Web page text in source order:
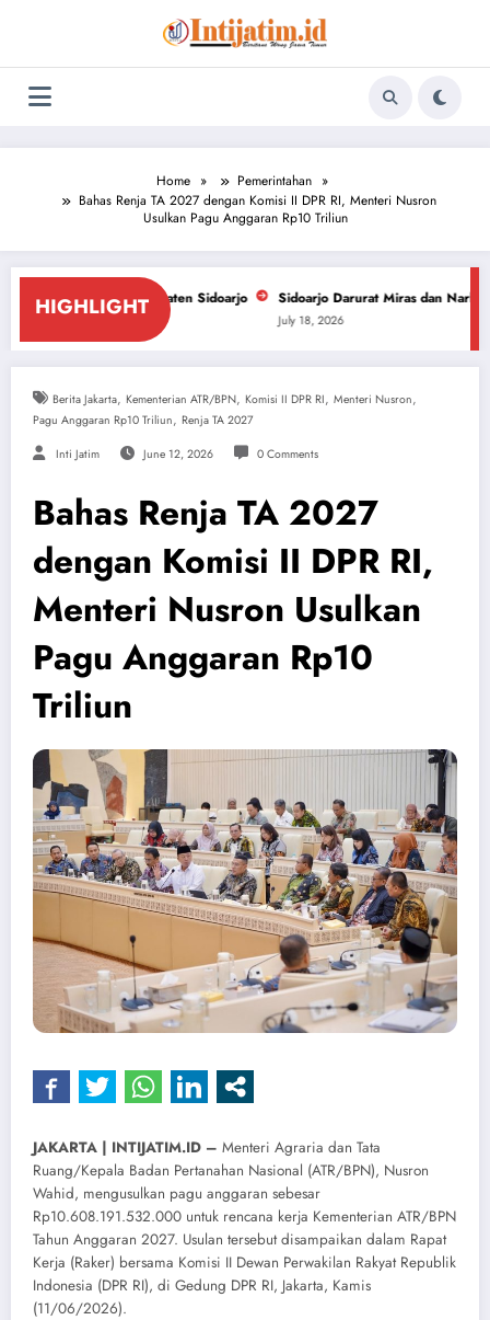
Home
Pemerintahan
Bahas Renja TA 2027 dengan Komisi II DPR RI, Menteri Nusron
Usulkan Pagu Anggaran Rp10 Triliun
HIGHLIGHT
Sidoarjo Sidoarjo Darurat Miras dan Narkoba, ForPiS Desak DPRD
July 18, 2026
Berita Jakarta, Kementerian ATR/BPN, Komisi II DPR RI, Menteri Nusron,
Pagu Anggaran Rp10 Triliun, Renja TA 2027
Inti Jatim June 12, 2026 0 Comments
Bahas Renja TA 2027
dengan Komisi II DPR RI,
Menteri Nusron Usulkan
Pagu Anggaran Rp10
Triliun
JAKARTA | INTIJATIM.ID – Menteri Agraria dan Tata
Ruang/Kepala Badan Pertanahan Nasional (ATR/BPN), Nusron
Wahid, mengusulkan pagu anggaran sebesar
Rp10.608.191.532.000 untuk rencana kerja Kementerian ATR/BPN
Tahun Anggaran 2027. Usulan tersebut disampaikan dalam Rapat
Kerja (Raker) bersama Komisi II Dewan Perwakilan Rakyat Republik
Indonesia (DPR RI), di Gedung DPR RI, Jakarta, Kamis
(11/06/2026).